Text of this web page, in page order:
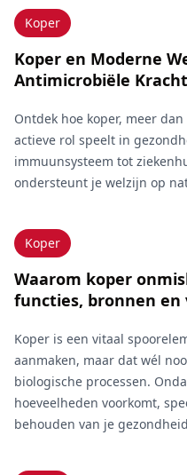
Koper
Koper en Moderne
Antimicrobiële
Ontdek hoe koper, meer
actieve rol speelt in
immuunsysteem tot
ondersteunt je welzijn op
Koper
Waarom koper
functies, bronnen en
Koper is een vitaal
aanmaken, maar dat wél
biologische processen.
hoeveelheden voorkomt,
behouden van je